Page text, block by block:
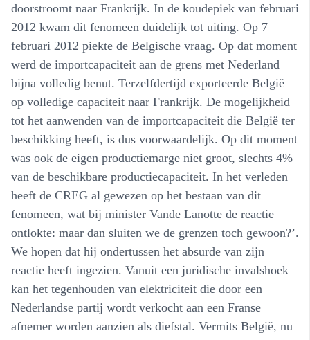
doorstroomt naar Frankrijk. In de koudepiek van februari
2012 kwam dit fenomeen duidelijk tot uiting. Op 7
februari 2012 piekte de Belgische vraag. Op dat moment
werd de importcapaciteit aan de grens met Nederland
bijna volledig benut. Terzelfdertijd exporteerde België
op volledige capaciteit naar Frankrijk. De mogelijkheid
tot het aanwenden van de importcapaciteit die België ter
beschikking heeft, is dus voorwaardelijk. Op dit moment
was ook de eigen productiemarge niet groot, slechts 4%
van de beschikbare productiecapaciteit. In het verleden
heeft de CREG al gewezen op het bestaan van dit
fenomeen, wat bij minister Vande Lanotte de reactie
ontlokte: maar dan sluiten we de grenzen toch gewoon?’.
We hopen dat hij ondertussen het absurde van zijn
reactie heeft ingezien. Vanuit een juridische invalshoek
kan het tegenhouden van elektriciteit die door een
Nederlandse partij wordt verkocht aan een Franse
afnemer worden aanzien als diefstal. Vermits België, nu